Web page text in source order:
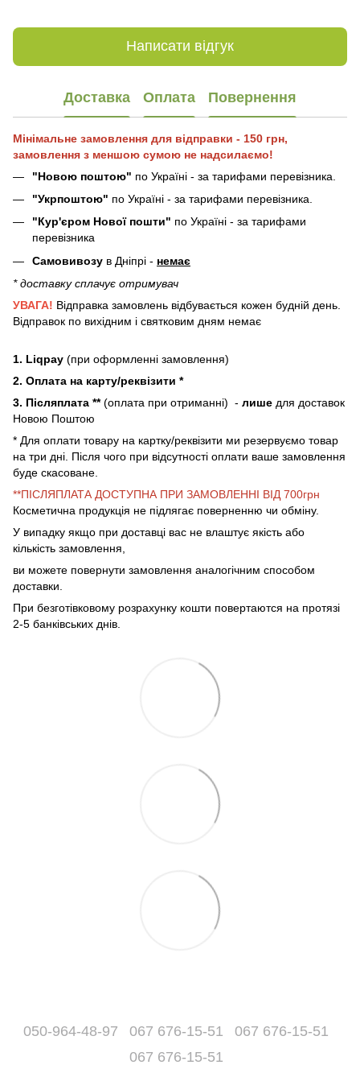
Написати відгук
Доставка Оплата Повернення
Мінімальне замовлення для відправки - 150 грн,
замовлення з меншою сумою не надсилаємо!
"Новою поштою" по Україні - за тарифами перевізника.
"Укрпоштою" по Україні - за тарифами перевізника.
"Кур'єром Нової пошти" по Україні - за тарифами
перевізника
Самовивозу в Дніпрі - немає
* доставку сплачує отримувач
УВАГА! Відправка замовлень відбувається кожен будній день.
Відправок по вихідним і святковим дням немає
1. Liqpay (при оформленні замовлення)
2. Оплата на карту/реквізити *
3. Післяплата **(оплата при отриманні) - лише для доставок
Новою Поштою
* Для оплати товару на картку/реквізити ми резервуємо товар
на три дні. Після чого при відсутності оплати ваше замовлення
буде скасоване.
**ПІСЛЯПЛАТА ДОСТУПНА ПРИ ЗАМОВЛЕННІ ВІД 700грн
Косметична продукція не підлягає поверненню чи обміну.
У випадку якщо при доставці вас не влаштує якість або
кількість замовлення,
ви можете повернути замовлення аналогічним способом
доставки.
При безготівковому розрахунку кошти повертаются на протязі
2-5 банківських днів.
050-964-48-97 067 676-15-51
067 676-15-51
067 676-15-51